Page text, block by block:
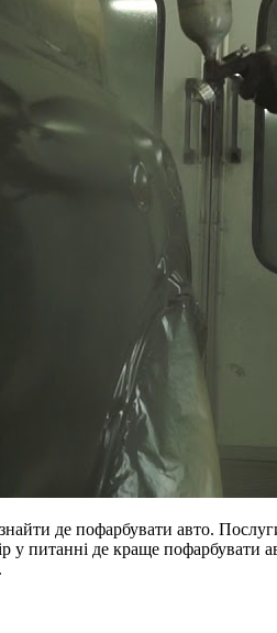
де пофарбувати авто.
питанні де краще пофарбувати